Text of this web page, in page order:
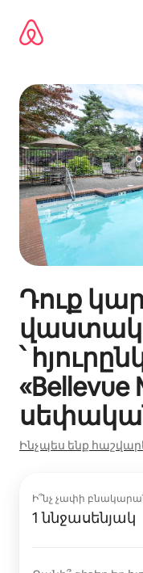
բովանդակությանը
Դուք
՝
«Bellevue
Ինչպես ենք
Ի՞նչ չափի
1 ննջասենյակ